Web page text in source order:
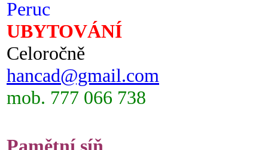
Peruc
UBYTOVÁNÍ
Celoročně
hancad@gmail.com
mob. 777 066 738
Pamětní síň